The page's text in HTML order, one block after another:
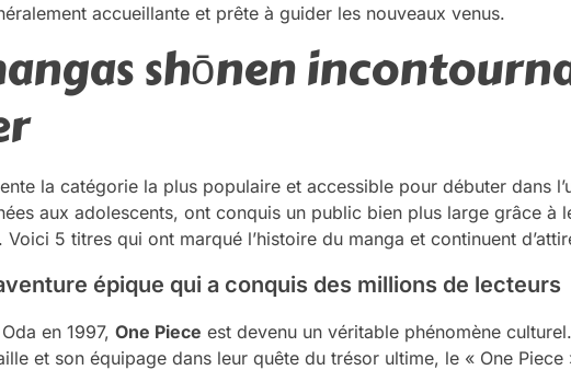
accueillante et prête à guider les nouveaux venus.
shōnen
la catégorie la plus populaire et accessible pour débuter dans
aux adolescents, ont conquis un public bien plus large grâce à
Voici 5 titres qui ont marqué l’histoire du manga et continuent
épique qui a conquis des millions de lecteurs
en 1997, One Piece est devenu un véritable phénomène
et son équipage dans leur quête du trésor ultime, le « One